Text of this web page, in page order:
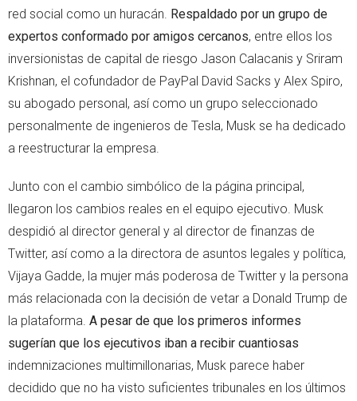
red social como un huracán. Respaldado por un grupo de
expertos conformado por amigos cercanos, entre ellos los
inversionistas de capital de riesgo Jason Calacanis y Sriram
Krishnan, el cofundador de PayPal David Sacks y Alex Spiro,
su abogado personal, así como un grupo seleccionado
personalmente de ingenieros de Tesla, Musk se ha dedicado
a reestructurar la empresa.
Junto con el cambio simbólico de la página principal,
llegaron los cambios reales en el equipo ejecutivo. Musk
despidió al director general y al director de finanzas de
Twitter, así como a la directora de asuntos legales y política,
Vijaya Gadde, la mujer más poderosa de Twitter y la persona
más relacionada con la decisión de vetar a Donald Trump de
la plataforma. A pesar de que los primeros informes
sugerían que los ejecutivos iban a recibir cuantiosas
indemnizaciones multimillonarias, Musk parece haber
decidido que no ha visto suficientes tribunales en los últimos